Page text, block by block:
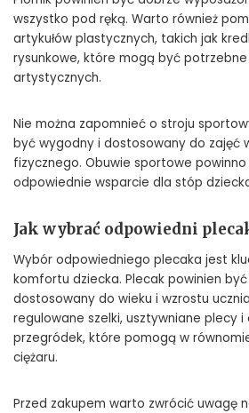
wszystko pod ręką. Warto również
artykułów plastycznych, takich jak
rysunkowe, które mogą być
artystycznych.
Nie można zapomnieć o stroju
być wygodny i dostosowany do zajęć
fizycznego. Obuwie sportowe
odpowiednie wsparcie dla stóp
Jak wybrać odpowiedni
Wybór odpowiedniego plecaka jest
komfortu dziecka. Plecak powinien
dostosowany do wieku i wzrostu
regulowane szelki, usztywniane plecy
przegródek, które pomogą w
ciężaru.
Przed zakupem warto zwrócić uwagę